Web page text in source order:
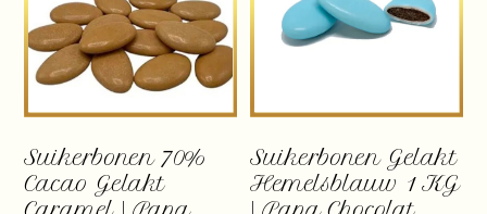
Suikerbonen 70%
Cacao Gelakt
Suikerbonen Gelakt
Hemelsblauw 1 KG